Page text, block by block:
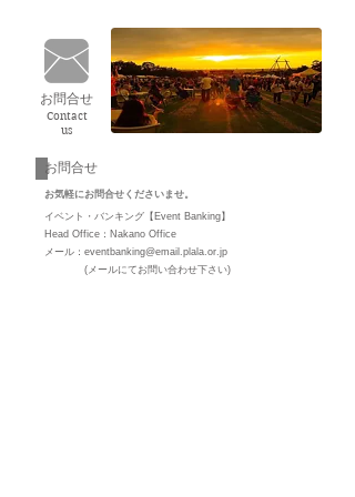
お問合せ
Contact
us
お問合せ
お気軽にお問合せ くださいませ。
イベント・バンキング【Event Banking】
Head Office：Nakano Office
メール： eventbanking@email.plala.or.jp
(メールにてお問い合わせ下さい)